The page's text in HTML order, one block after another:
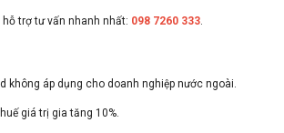
trợ tư vấn nhanh nhất: 098 7260 333.
không áp dụng cho doanh nghiệp nước ngoài.
giá trị gia tăng 10%.